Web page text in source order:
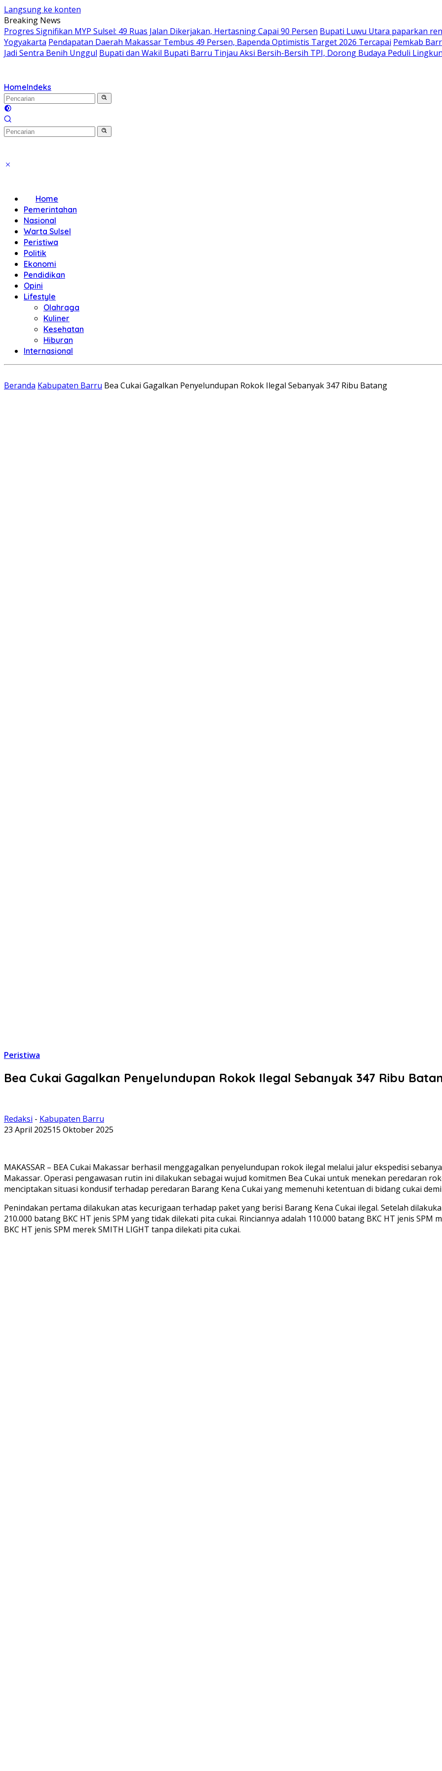
Langsung ke konten
Breaking News
Progres Signifikan MYP Sulsel: 49 Ruas Jalan Dikerjakan, Hertasning Capai 90 Persen Bupati Luwu Utara paparkan
Yogyakarta Pendapatan Daerah Makassar Tembus 49 Persen, Bapenda Optimistis Target 2026 Tercapai Pemkab
Jadi Sentra Benih Unggul Bupati dan Wakil Bupati Barru Tinjau Aksi Bersih-Bersih TPI, Dorong Budaya Peduli
HomeIndeks
Home
Pemerintahan
Nasional
Warta Sulsel
Peristiwa
Politik
Ekonomi
Pendidikan
Opini
Lifestyle
Olahraga
Kuliner
Kesehatan
Hiburan
Internasional
Beranda Kabupaten Barru Bea Cukai Gagalkan Penyelundupan Rokok Ilegal Sebanyak 347 Ribu Batang
Peristiwa
Bea Cukai Gagalkan Penyelundupan Rokok Ilegal Sebanyak 347 Ribu
Redaksi - Kabupaten Barru
23 April 202515 Oktober 2025
MAKASSAR – BEA Cukai Makassar berhasil menggagalkan penyelundupan rokok ilegal melalui jalur ekspedisi
Makassar. Operasi pengawasan rutin ini dilakukan sebagai wujud komitmen Bea Cukai untuk menekan peredaran
menciptakan situasi kondusif terhadap peredaran Barang Kena Cukai yang memenuhi ketentuan di bidang cukai
Penindakan pertama dilakukan atas kecurigaan terhadap paket yang berisi Barang Kena Cukai ilegal. Setelah
210.000 batang BKC HT jenis SPM yang tidak dilekati pita cukai. Rinciannya adalah 110.000 batang BKC HT jenis
BKC HT jenis SPM merek SMITH LIGHT tanpa dilekati pita cukai.